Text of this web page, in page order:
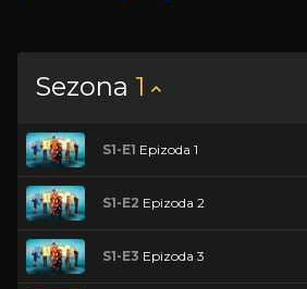
Sezona 1
S1-E1 Epizoda 1
S1-E2 Epizoda 2
S1-E3 Epizoda 3